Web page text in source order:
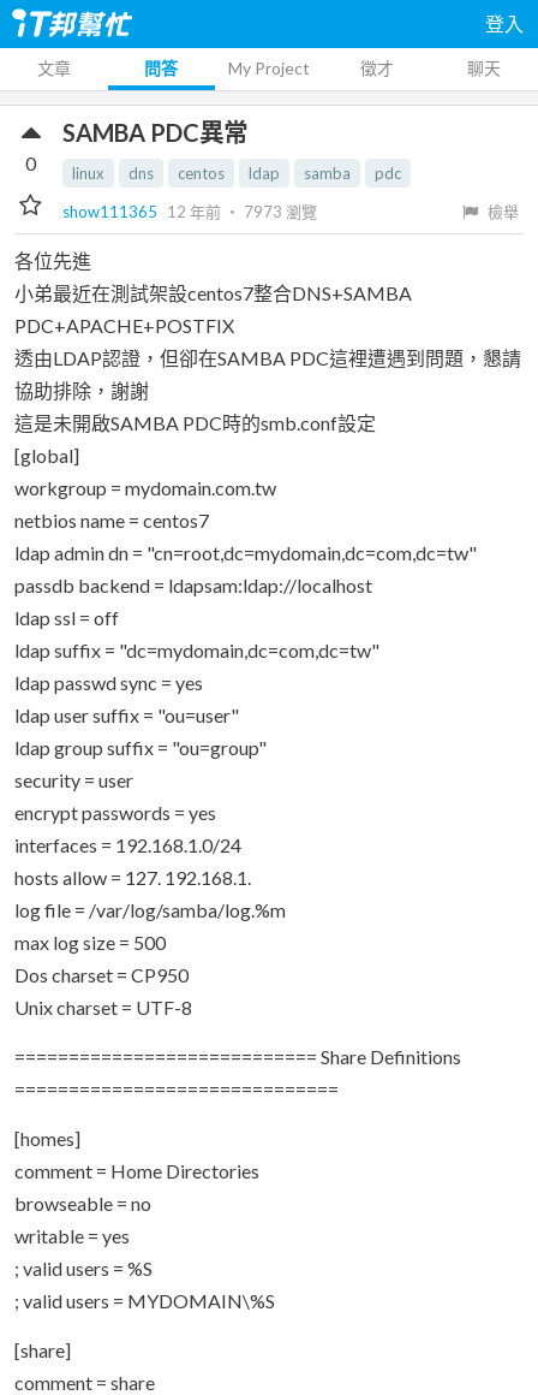
登入
文章 問答 My Project 徵才 聊天
SAMBA PDC異常
linux dns centos ldap samba
pdc
show111365
12 年前 ‧ 7973 瀏覽 檢舉
0
各位先進
小弟最近在測試架設centos7整合DNS+SAMBA
PDC+APACHE+POSTFIX
透由LDAP認證，但卻在SAMBA PDC這裡遭遇到問題，懇請
協助排除，謝謝
這是未開啟SAMBA PDC時的smb.conf設定
[global]
workgroup = mydomain.com.tw
netbios name = centos7
ldap admin dn = "cn=root,dc=mydomain,dc=com,dc=tw"
passdb backend = ldapsam:ldap://localhost
ldap ssl = off
ldap suffix = "dc=mydomain,dc=com,dc=tw"
ldap passwd sync = yes
ldap user suffix = "ou=user"
ldap group suffix = "ou=group"
security = user
encrypt passwords = yes
interfaces = 192.168.1.0/24
hosts allow = 127. 192.168.1.
log file = /var/log/samba/log.%m
max log size = 500
Dos charset = CP950
Unix charset = UTF-8
============================ Share Definitions
==============================
[homes]
comment = Home Directories
browseable = no
writable = yes
; valid users = %S
; valid users = MYDOMAIN\%S
[share]
comment = share